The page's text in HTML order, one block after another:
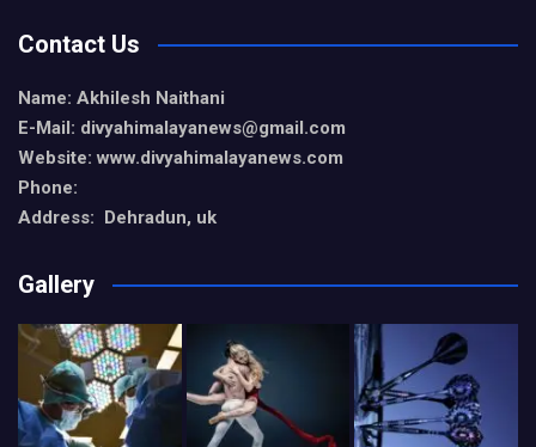
Contact Us
Name: Akhilesh Naithani
E-Mail: divyahimalayanews@gmail.com
Website: www.divyahimalayanews.com
Phone:
Address: Dehradun, uk
Gallery